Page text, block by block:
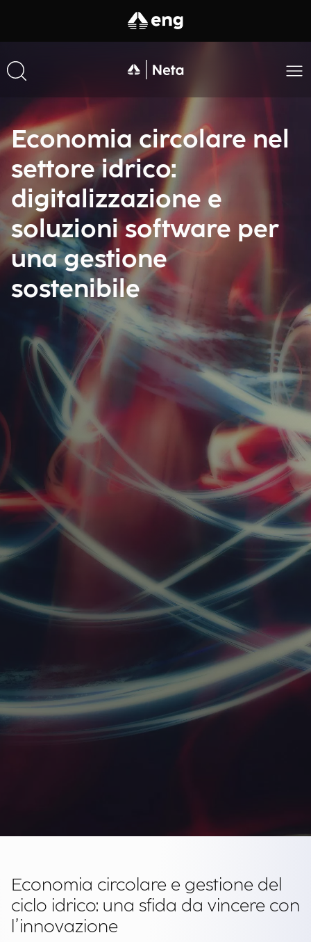
Economia circolare nel
settore idrico:
digitalizzazione e
soluzioni software per
una gestione
sostenibile
Economia circolare e gestione del
ciclo idrico: una sfida da vincere con
l’innovazione